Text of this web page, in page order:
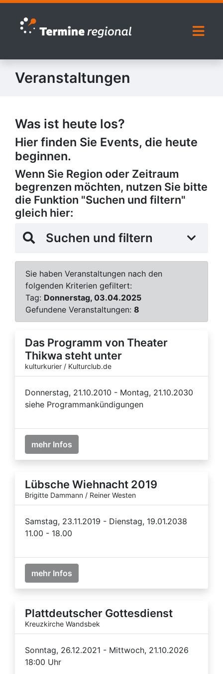
Zur Navigation springen
Zum Inhalt springen
Veranstaltungen
Was ist heute los?
Hier finden Sie Events, die heute
beginnen.
Wenn Sie Region oder Zeitraum
begrenzen möchten, nutzen Sie bitte
die Funktion "Suchen und filtern"
gleich hier:
Suchen und filtern
Sie haben Veranstaltungen nach den
folgenden Kriterien gefiltert:
Tag: Donnerstag, 03.04.2025
Gefundene Veranstaltungen: 8
Das Programm von Theater
Thikwa steht unter
kulturkurier / Kulturclub.de
Donnerstag, 21.10.2010 - Montag, 21.10.2030
siehe Programmankündigungen
mehr Infos
Lübsche Wiehnacht 2019
Brigitte Dammann / Reiner Westen
Samstag, 23.11.2019 - Dienstag, 19.01.2038
11.00 - 18.00
mehr Infos
Plattdeutscher Gottesdienst
Kreuzkirche Wandsbek
Sonntag, 26.12.2021 - Mittwoch, 21.10.2026
18:00 Uhr